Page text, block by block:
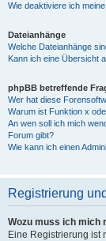
Wie deaktiviere ich
Dateianhänge
Welche Dateianhänge
Kann ich eine Übersicht
phpBB betreffende
Wer hat diese
Warum ist Funktion x
An wen soll ich mich
Forum gibt?
Wie kann ich einen
Registrierung
Wozu muss ich mich
Eine Registrierung ist